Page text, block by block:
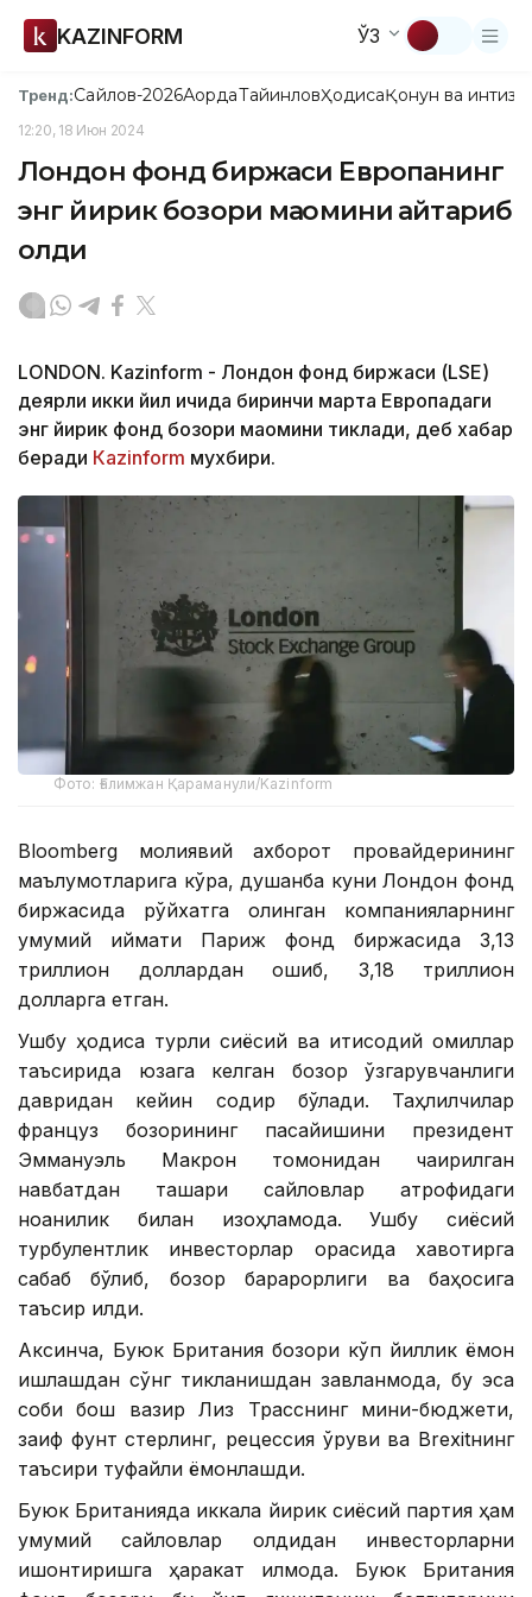
KAZINFORM ЎЗ
Тренд:Сайлов-2026АқордаТайинловҲодисаҚонун ва
12:20, 18 Июн 2024
Лондон фонд биржаси Европанинг
энг йирик бозори мақомини қайтариб
олди
LONDON. Kazinform - Лондон фонд биржаси (LSE)
деярли икки йил ичида биринчи марта Европадаги
энг йирик фонд бозори мақомини тиклади, деб хабар
беради Кazinform мухбири.
Фото: Ғалимжан Қараманули/Kazinform
Bloomberg молиявий ахборот провайдерининг
маълумотларига кўра, душанба куни Лондон фонд
биржасида рўйхатга олинган компанияларнинг
умумий қиймати Париж фонд биржасида 3,13
триллион доллардан ошиб, 3,18 триллион
долларга етган.
Ушбу ҳодиса турли сиёсий ва иқтисодий омиллар
таъсирида юзага келган бозор ўзгарувчанлиги
давридан кейин содир бўлади. Таҳлилчилар
француз бозорининг пасайишини президент
Эммануэль Макрон томонидан чақирилган
навбатдан ташқари сайловлар атрофидаги
ноаниқлик билан изоҳламоқда. Ушбу сиёсий
турбулентлик инвесторлар орасида хавотирга
сабаб бўлиб, бозор барқарорлиги ва баҳосига
таъсир қилди.
Аксинча, Буюк Британия бозори кўп йиллик ёмон
ишлашдан сўнг тикланишдан завқланмоқда, бу эса
собиқ бош вазир Лиз Трасснинг мини-бюджети,
заиф фунт стерлинг, рецессия қўрқуви ва Brexitнинг
таъсири туфайли ёмонлашди.
Буюк Британияда иккала йирик сиёсий партия ҳам
умумий сайловлар олдидан инвесторларни
ишонтиришга ҳаракат қилмоқда. Буюк Британия